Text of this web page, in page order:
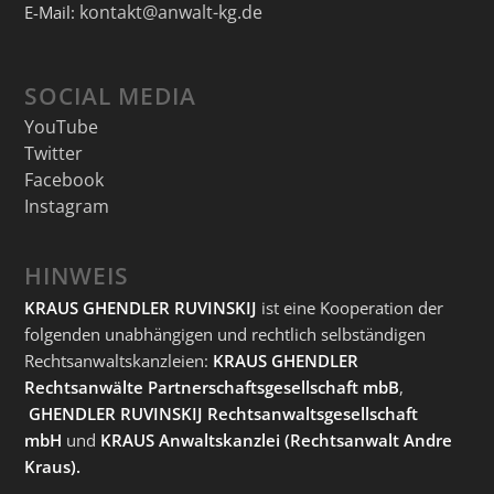
E-Mail: kontakt@anwalt-kg.de
SOCIAL MEDIA
YouTube
Twitter
Facebook
Instagram
HINWEIS
KRAUS GHENDLER RUVINSKIJ ist eine Kooperation der
folgenden unabhängigen und rechtlich selbständigen
Rechtsanwaltskanzleien: KRAUS GHENDLER
Rechtsanwälte Partnerschaftsgesellschaft mbB,
GHENDLER RUVINSKIJ Rechtsanwaltsgesellschaft
mbH und KRAUS Anwaltskanzlei (Rechtsanwalt Andre
Kraus).